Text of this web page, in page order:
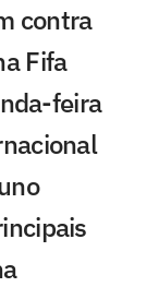
contra
Fifa
feira